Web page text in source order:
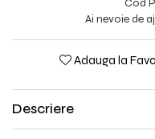
Cod
Ai nevoie de
Adauga la
Descriere